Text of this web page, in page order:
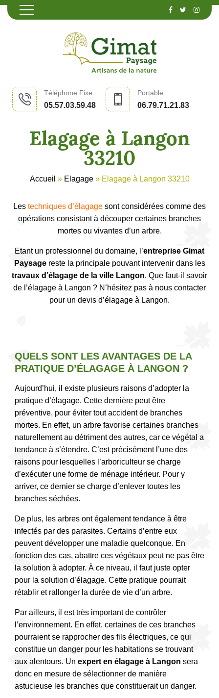
Téléphone Fixe
05.57.03.59.48
Portable
06.79.71.21.83
Elagage à Langon
33210
Accueil » Elagage» Elagage à Langon 33210
Les techniques d’élagage sont considérées comme des
opérations consistant à découper certaines branches
mortes ou vivantes d’un arbre.
Etant un professionnel du domaine, l’entreprise Gimat
Paysagereste la principale pouvant intervenir dans les
travaux d’élagage de la ville Langon. Que faut-il savoir
de l’élagage à Langon ? N’hésitez pas à nous contacter
pour un devis d’élagage à Langon.
QUELS SONT LES AVANTAGES DE LA
PRATIQUE D’ÉLAGAGE À LANGON ?
Aujourd’hui, il existe plusieurs raisons d’adopter la
pratique d’élagage. Cette dernière peut être
préventive, pour éviter tout accident de branches
mortes. En effet, un arbre favorise certaines branches
naturellement au détriment des autres, car ce végétal a
tendance à s’étendre. C’est précisément l’une des
raisons pour lesquelles l’arboriculteur se charge
d’exécuter une forme de ménage intérieur. Pour y
arriver, ce dernier se charge d’enlever toutes les
branches séchées.
De plus, les arbres ont également tendance à être
infectés par des parasites. Certains d’entre eux
peuvent développer une maladie quelconque. En
fonction des cas, abattre ces végétaux peut ne pas être
la solution à adopter. À ce niveau, il faut juste opter
pour la solution d’élagage. Cette pratique pourrait
rétablir et rallonger la durée de vie d’un arbre.
Par ailleurs, il est très important de contrôler
l’environnement. En effet, certaines de ces branches
pourraient se rapprocher des fils électriques, ce qui
constitue un danger pour les habitations se trouvant
aux alentours. Un expert en élagage à Langon sera
donc en mesure de sélectionner de manière
astucieuse les branches que constituerait un danger.